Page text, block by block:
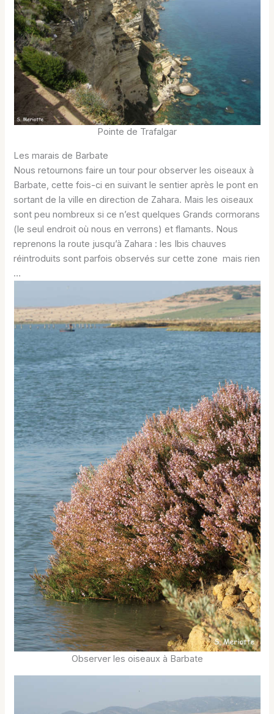
Pointe de Trafalgar
Les marais de Barbate
Nous retournons faire un tour pour observer les oiseaux à
Barbate, cette fois-ci en suivant le sentier après le pont en
sortant de la ville en direction de Zahara. Mais les oiseaux
sont peu nombreux si ce n’est quelques Grands cormorans
(le seul endroit où nous en verrons) et flamants. Nous
reprenons la route jusqu’à Zahara : les Ibis chauves
réintroduits sont parfois observés sur cette zone mais rien
…
Observer les oiseaux à Barbate